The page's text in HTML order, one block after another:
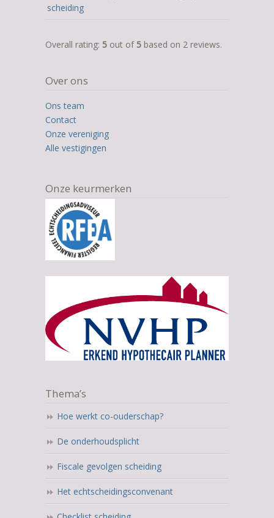
scheiding
5,0
on
12.345
ratings
Overall rating: 5 out of 5 based on 2 reviews.
Over ons
Ons team
Contact
Onze vereniging
Alle vestigingen
Onze keurmerken
Thema’s
Hoe werkt co-ouderschap?
De onderhoudsplicht
Fiscale gevolgen scheiding
Het echtscheidingsconvenant